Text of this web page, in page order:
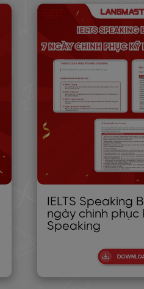
IELTS Speaking
ngày chinh phục
Speaking